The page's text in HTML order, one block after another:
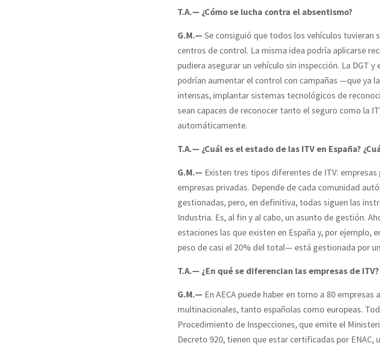
T.A.— ¿Cómo se lucha contra el absentismo?
G.M.— Se consiguió que todos los vehículos tuvieran
centros de control. La misma idea podría aplicarse
pudiera asegurar un vehículo sin inspección. La DGT
podrían aumentar el control con campañas —que ya
intensas, implantar sistemas tecnológicos de
sean capaces de reconocer tanto el seguro como la
automáticamente.
T.A.— ¿Cuál es el estado de las ITV en España?
G.M.— Existen tres tipos diferentes de ITV: empresas
empresas privadas. Depende de cada comunidad
gestionadas, pero, en definitiva, todas siguen las
Industria. Es, al fin y al cabo, un asunto de gestión.
estaciones las que existen en España y, por ejemplo,
peso de casi el 20% del total— está gestionada por
T.A.— ¿En qué se diferencian las empresas de ITV?
G.M.— En AECA puede haber en torno a 80 empresas
multinacionales, tanto españolas como europeas.
Procedimiento de Inspecciones, que emite el
Decreto 920, tienen que estar certificadas por ENAC,